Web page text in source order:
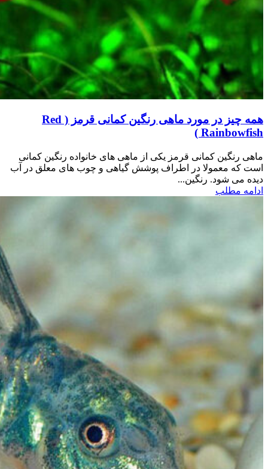
همه چیز در مورد ماهی رنگین کمانی قرمز ( Red
Rainbowfish )
ماهی رنگین کمانی قرمز یکی از ماهی های خانواده رنگین کمانی
است که معمولا در اطراف پوشش گیاهی و چوب های معلق در آب
دیده می شود. رنگین...
ادامه مطلب